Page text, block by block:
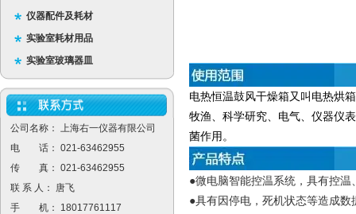
仪器配件及耗材
实验室耗材用品
实验室玻璃器皿
公司名称： 上海右一仪器有限公司
电 话： 021-63462955
传 真： 021-63462955
联 系 人： 唐飞
手 机： 18017761117
电热恒温鼓风干燥箱又叫电热烘
牧渔、科学研究、电气、仪器仪
菌作用。
●微电脑智能控温系统，具有控
●具有因停电，死机状态等造成